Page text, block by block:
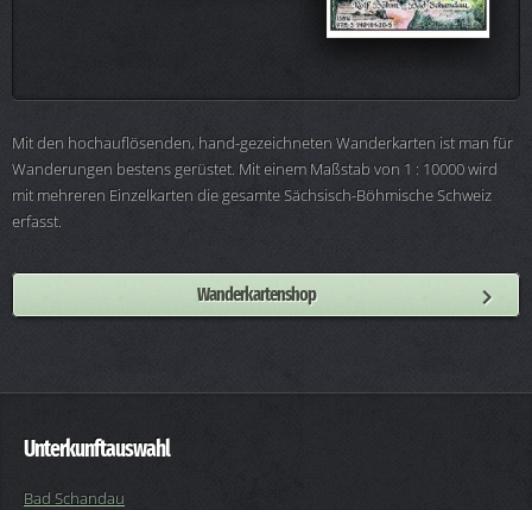
Mit den hochauflösenden, hand-gezeichneten Wanderkarten ist man für
Wanderungen bestens gerüstet. Mit einem Maßstab von 1 : 10000 wird
mit mehreren Einzelkarten die gesamte Sächsisch-Böhmische Schweiz
erfasst.
Wanderkartenshop
Unterkunftauswahl
Bad Schandau